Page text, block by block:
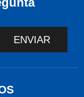
ENVIAR